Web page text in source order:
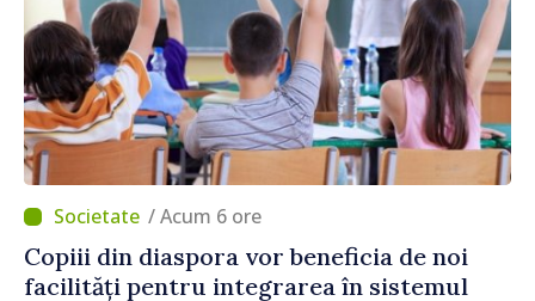
/ Acum 6 ore
Copiii din diaspora vor beneficia de noi
facilități pentru integrarea în sistemul